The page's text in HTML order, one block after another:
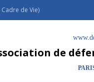
de Vie)
de